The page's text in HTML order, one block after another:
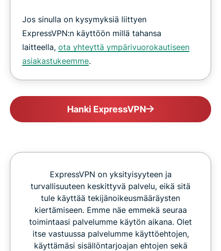
Jos sinulla on kysymyksiä liittyen
ExpressVPN:n käyttöön millä tahansa
laitteella, ota yhteyttä ympärivuorokautiseen
asiakastukeemme.
Hanki ExpressVPN
ExpressVPN on yksityisyyteen ja
turvallisuuteen keskittyvä palvelu, eikä sitä
tule käyttää tekijänoikeusmääräysten
kiertämiseen. Emme näe emmekä seuraa
toimintaasi palvelumme käytön aikana. Olet
itse vastuussa palvelumme käyttöehtojen,
käyttämäsi sisällöntarjoajan ehtojen sekä